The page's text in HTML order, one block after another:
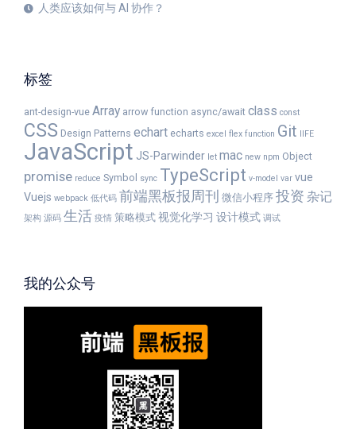
人类应该如何与 AI 协作？
标签
ant-design-vue Array arrow function async/await class const
CSS Design Patterns echart echarts excel flex function Git IIFE
JavaScript JS-Parwinder let mac new npm Object
promise reduce Symbol sync TypeScript v-model var vue
Vuejs webpack 低代码 前端黑板报周刊 微信小程序 投资 杂记
架构 源码 生活 疫情 策略模式 视觉化学习 设计模式 调试
我的公众号